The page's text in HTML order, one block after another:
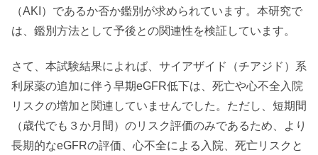
（AKI）であるか否か鑑別が求められています。本研究で
は、鑑別方法として予後との関連性を検証しています。
さて、本試験結果によれば、サイアザイド（チアジド）系
利尿薬の追加に伴う早期eGFR低下は、死亡や心不全入院
リスクの増加と関連していませんでした。ただし、短期間
（歳代でも３か月間）のリスク評価のみであるため、より
長期的なeGFRの評価、心不全による入院、死亡リスクと